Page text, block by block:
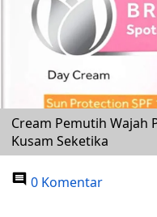
Cream Pemutih Wajah
Kusam Seketika
0 Komentar